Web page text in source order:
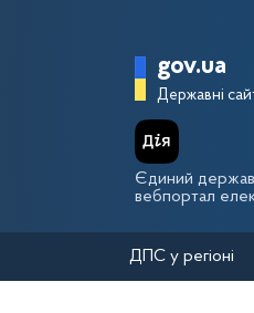
gov.ua
Державні
Єдиний
вебпортал
ДПС у регіоні